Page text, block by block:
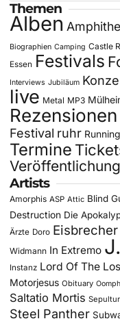
Themen
Alben
Biographien Camping Castle
Essen Festivals
Interviews Jubiläum
live Metal MP3
Rezensionen
Festival ruhr
Termine
Artists
Amorphis ASP Attic Blind
Destruction Die
Ärzte Doro Eisbrecher
Widmann In Extremo
Instanz Lord Of The
Motorjesus Obituary
Saltatio Mortis
Steel Panther